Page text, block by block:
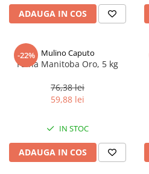
Terine si placinte
Uleiuri Premium
Uleiuri speciale/presate la rece
Ulei de masline extravirgin
Ulei Gewurzgarten
Ulei Huilerie Beaujolaise
Ulei Wiberg Gastro
ADAUGA IN COS
-22% Mulino Caputo
Faina Manitoba Oro, 5 kg
76,38 lei
59,88 lei
IN STOC
ADAUGA IN COS